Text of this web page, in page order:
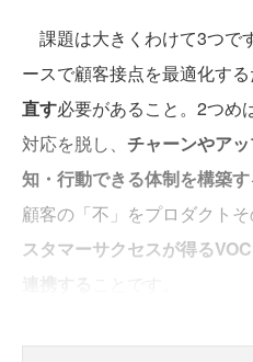
課題は大きくわけて3つで
ースで顧客接点を最適化する
直す必要があること。2つめ
対応を脱し、 チャーンやア
知・行動できる体制を構築
顧客の「不」をプロダクトそ
スタマーサクセスが得る